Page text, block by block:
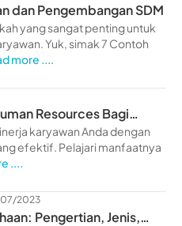
dan Pengembangan SDM
yang sangat penting untuk
Yuk, simak 7 Contoh
more ....
Resources Bagi
karyawan Anda dengan
efektif. Pelajari manfaatnya
....
2023
Pengertian, Jenis,